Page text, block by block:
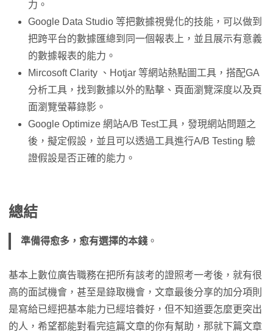
力。
Google Data Studio 等把數據視覺化的技能，可以做到
把跨平台的數據匯總到同一個報表上，並且展示有意義
的數據報表的能力。
Mircosoft Clarity 、Hotjar 等網站熱點圖工具，搭配GA
分析工具，找到數據以外的點擊、頁面瀏覽深度以及頁
面瀏覽螢幕錄影。
Google Optimize 網站A/B Test工具，發現網站問題之
後，擬定假設，並且可以透過工具進行A/B Testing 驗
證假設是否正確的能力。
總結
準備得愈多，愈有選擇的本錢 。
基本上數位廣告職務在把所有該考的證照考一考後，就有很
高的面試機會，甚至是錄取機會，文章最後分享的加分項則
是寫給已經把基本能力已經培養好，但不知道要怎麼更突出
的人，希望都能對看完這篇文章的你有幫助，那就下篇文章